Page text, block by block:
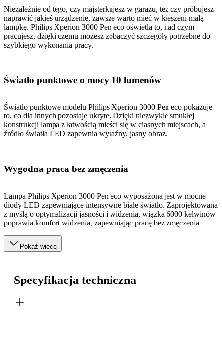
Niezależnie od tego, czy majsterkujesz w garażu, też czy próbujesz
naprawić jakieś urządzenie, zawsze warto mieć w kieszeni małą
lampkę. Philips Xperion 3000 Pen eco oświetla to, nad czym
pracujesz, dzięki czemu możesz zobaczyć szczegóły potrzebne do
szybkiego wykonania pracy.
Światło punktowe o mocy 10 lumenów
Światło punktowe modelu Philips Xperion 3000 Pen eco pokazuje
to, co dla innych pozostaje ukryte. Dzięki niezwykle smukłej
konstrukcji lampa z łatwością mieści się w ciasnych miejscach, a
źródło światła LED zapewnia wyraźny, jasny obraz.
Wygodna praca bez zmęczenia
Lampa Philips Xperion 3000 Pen eco wyposażona jest w mocne
diody LED zapewniające intensywne białe światło. Zaprojektowana
z myślą o optymalizacji jasności i widzenia, wiązka 6000 kelwinów
poprawia komfort widzenia, zapewniając pracę bez zmęczenia.
Pokaż więcej
Specyfikacja techniczna